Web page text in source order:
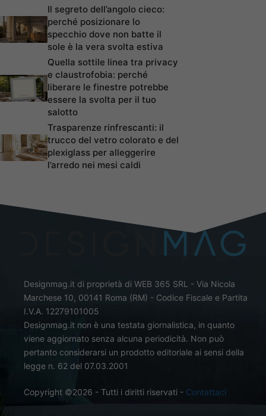
Il segreto dell’angolo cieco:
perché posizionare lo
specchio dove non batte il
sole è la vera svolta estiva
Quella sottile linea tra privacy
e claustrofobia: perché
liberare le finestre potrebbe
essere la svolta per il tuo
salotto
Trasparenze rinfrescanti: il
trucco del vetro colorato e del
plexiglass per alleggerire
l’arredo nei mesi caldi
Designmag.it di proprietà di WEB 365 SRL - Via Nicola
Marchese 10, 00141 Roma (RM) - Codice Fiscale e Partita
I.V.A. 12279101005
Designmag.it non è una testata giornalistica, in quanto
viene aggiornato senza alcuna periodicità. Non può
pertanto considerarsi un prodotto editoriale ai sensi della
legge n. 62 del 07.03.2001
Copyright ©2026 - Tutti i diritti riservati - Contattaci